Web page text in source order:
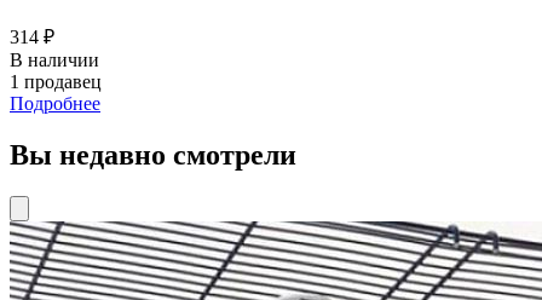
314 ₽
В наличии
1 продавец
Подробнее
Вы недавно смотрели